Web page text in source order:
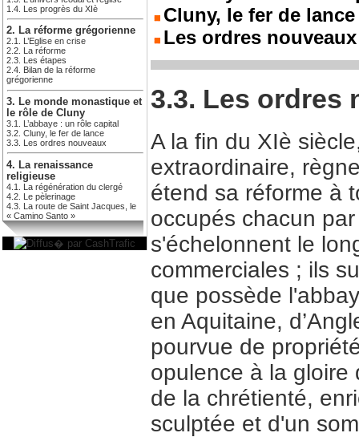
1.4. Les progrès du XIè
2. La réforme grégorienne
2.1. L’Eglise en crise
2.2. La réforme
2.3. Les étapes
2.4. Bilan de la réforme
grégorienne
3. Le monde monastique et
le rôle de Cluny
3.1. L’abbaye : un rôle capital
3.2. Cluny, le fer de lance
3.3. Les ordres nouveaux
4. La renaissance
religieuse
4.1. La régénération du clergé
4.2. Le pèlerinage
4.3. La route de Saint Jacques, le
« Camino Santo »
Cluny, le fer de lance
Les ordres nouveaux
3.3. Les ordres
A la fin du XIè
extraordinaire,
étend sa réforme à
occupés chacun
s'échelonnent le
commerciales ; ils
que possède
en Aquitaine,
pourvue de
opulence à la gloire
de la chrétienté,
sculptée et d'un